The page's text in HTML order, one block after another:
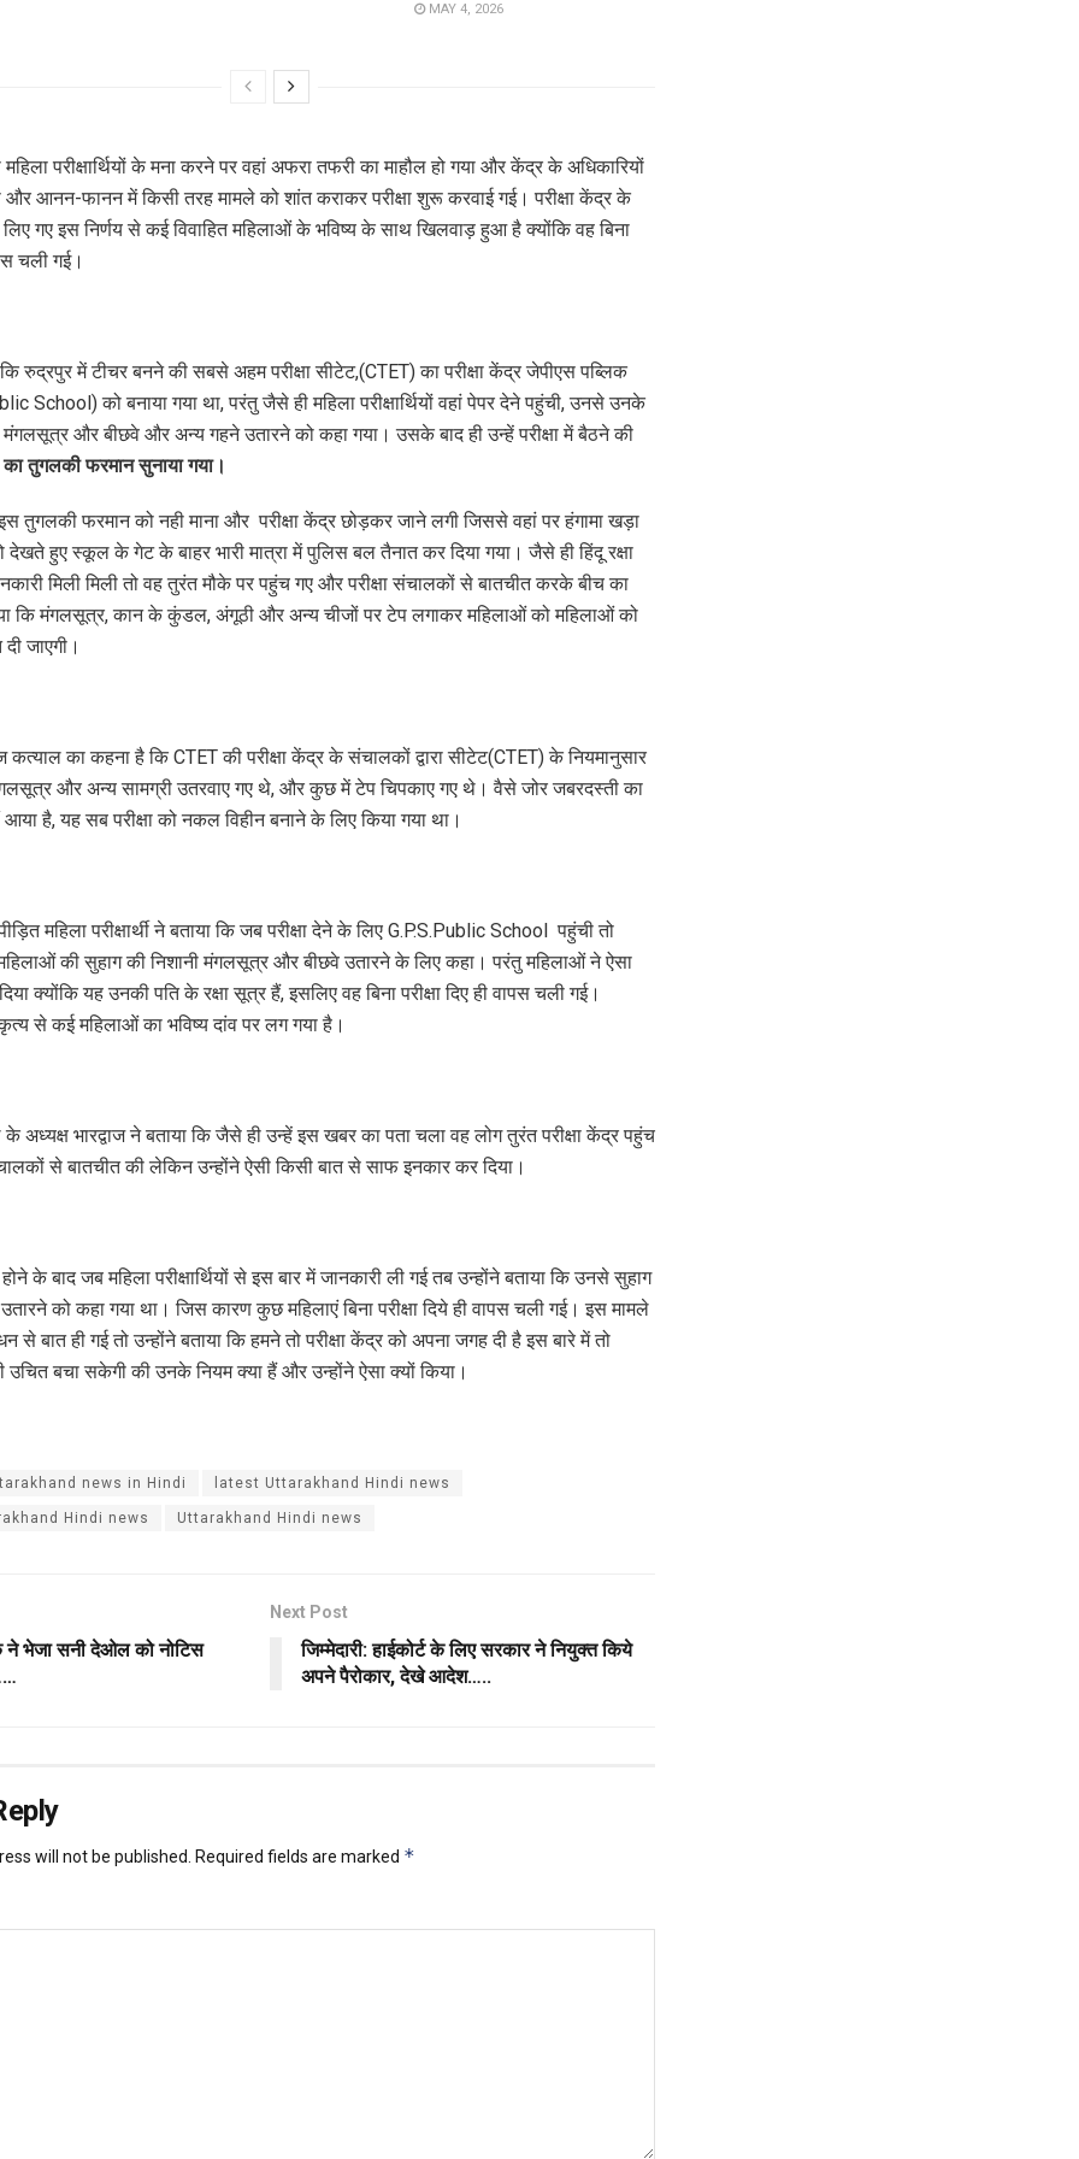
MAY 4, 2026
परीक्षार्थियों के मना करने पर वहां अफरा तफरी का माहौल हो गया और केंद्र के अधिकारियों
आनन-फानन में किसी तरह मामले को शांत कराकर परीक्षा शुरू करवाई गई। परीक्षा केंद्र के
लिए गए इस निर्णय से कई विवाहित महिलाओं के भविष्य के साथ खिलवाड़ हुआ है क्योंकि वह बिना
चली गई।
रुद्रपुर में टीचर बनने की सबसे अहम परीक्षा सीटेट,(CTET) का परीक्षा केंद्र जेपीएस पब्लिक
School) को बनाया गया था, परंतु जैसे ही महिला परीक्षार्थियों वहां पेपर देने पहुंची, उनसे उनके
मंगलसूत्र और बीछवे और अन्य गहने उतारने को कहा गया। उसके बाद ही उन्हें परीक्षा में बैठने की
का तुगलकी फरमान सुनाया गया।
तुगलकी फरमान को नही माना और परीक्षा केंद्र छोड़कर जाने लगी जिससे वहां पर हंगामा खड़ा
देखते हुए स्कूल के गेट के बाहर भारी मात्रा में पुलिस बल तैनात कर दिया गया। जैसे ही हिंदू रक्षा
मिली मिली तो वह तुरंत मौके पर पहुंच गए और परीक्षा संचालकों से बातचीत करके बीच का
कि मंगलसूत्र, कान के कुंडल, अंगूठी और अन्य चीजों पर टेप लगाकर महिलाओं को महिलाओं को
जाएगी।
कत्याल का कहना है कि CTET की परीक्षा केंद्र के संचालकों द्वारा सीटेट(CTET) के नियमानुसार
और अन्य सामग्री उतरवाए गए थे, और कुछ में टेप चिपकाए गए थे। वैसे जोर जबरदस्ती का
आया है, यह सब परीक्षा को नकल विहीन बनाने के लिए किया गया था।
महिला परीक्षार्थी ने बताया कि जब परीक्षा देने के लिए G.P.S.Public School पहुंची तो
की सुहाग की निशानी मंगलसूत्र और बीछवे उतारने के लिए कहा। परंतु महिलाओं ने ऐसा
क्योंकि यह उनकी पति के रक्षा सूत्र हैं, इसलिए वह बिना परीक्षा दिए ही वापस चली गई।
से कई महिलाओं का भविष्य दांव पर लग गया है।
के अध्यक्ष भारद्वाज ने बताया कि जैसे ही उन्हें इस खबर का पता चला वह लोग तुरंत परीक्षा केंद्र पहुंच
से बातचीत की लेकिन उन्होंने ऐसी किसी बात से साफ इनकार कर दिया।
के बाद जब महिला परीक्षार्थियों से इस बार में जानकारी ली गई तब उन्होंने बताया कि उनसे सुहाग
उतारने को कहा गया था। जिस कारण कुछ महिलाएं बिना परीक्षा दिये ही वापस चली गई। इस मामले
बात ही गई तो उन्होंने बताया कि हमने तो परीक्षा केंद्र को अपना जगह दी है इस बारे में तो
उचित बचा सकेगी की उनके नियम क्या हैं और उन्होंने ऐसा क्यों किया।
news in Hindi latest Uttarakhand Hindi news
Hindi news Uttarakhand Hindi news
ने भेजा सनी देओल को नोटिस
Next Post
जिम्मेदारी: हाईकोर्ट के लिए सरकार ने नियुक्त किये
अपने पैरोकार, देखे आदेश…..
will not be published. Required fields are marked *